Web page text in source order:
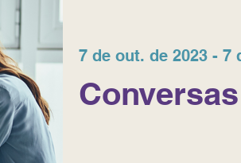
7 de out. de 2023 - 7